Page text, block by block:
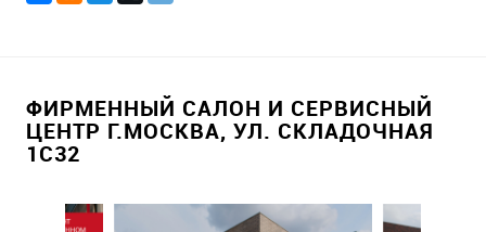
ФИРМЕННЫЙ САЛОН И СЕРВИСНЫЙ
ЦЕНТР Г.МОСКВА, УЛ. СКЛАДОЧНАЯ
1С32